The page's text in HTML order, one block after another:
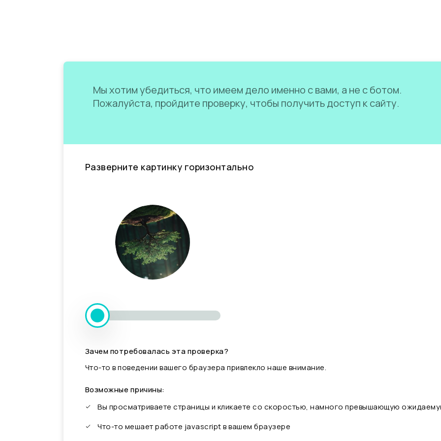
Мы хотим убедиться, что имеем дело именно с вами, а не с ботом.
Пожалуйста, пройдите проверку, чтобы получить доступ к сайту.
Разверните картинку горизонтально
Зачем потребовалась эта проверка?
Что-то в поведении вашего браузера привлекло наше внимание.
Возможные причины:
Вы просматриваете страницы и кликаете со скоростью, намного превышающую
Что-то мешает работе javascript в вашем браузере